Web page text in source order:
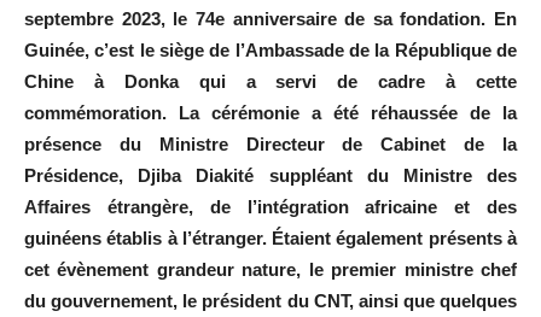
septembre 2023, le 74e anniversaire de sa fondation. En
Guinée, c’est le siège de l’Ambassade de la République de
Chine à Donka qui a servi de cadre à cette
commémoration. La cérémonie a été réhaussée de la
présence du Ministre Directeur de Cabinet de la
Présidence, Djiba Diakité suppléant du Ministre des
Affaires étrangère, de l’intégration africaine et des
guinéens établis à l’étranger. Étaient également présents à
cet évènement grandeur nature, le premier ministre chef
du gouvernement, le président du CNT, ainsi que quelques